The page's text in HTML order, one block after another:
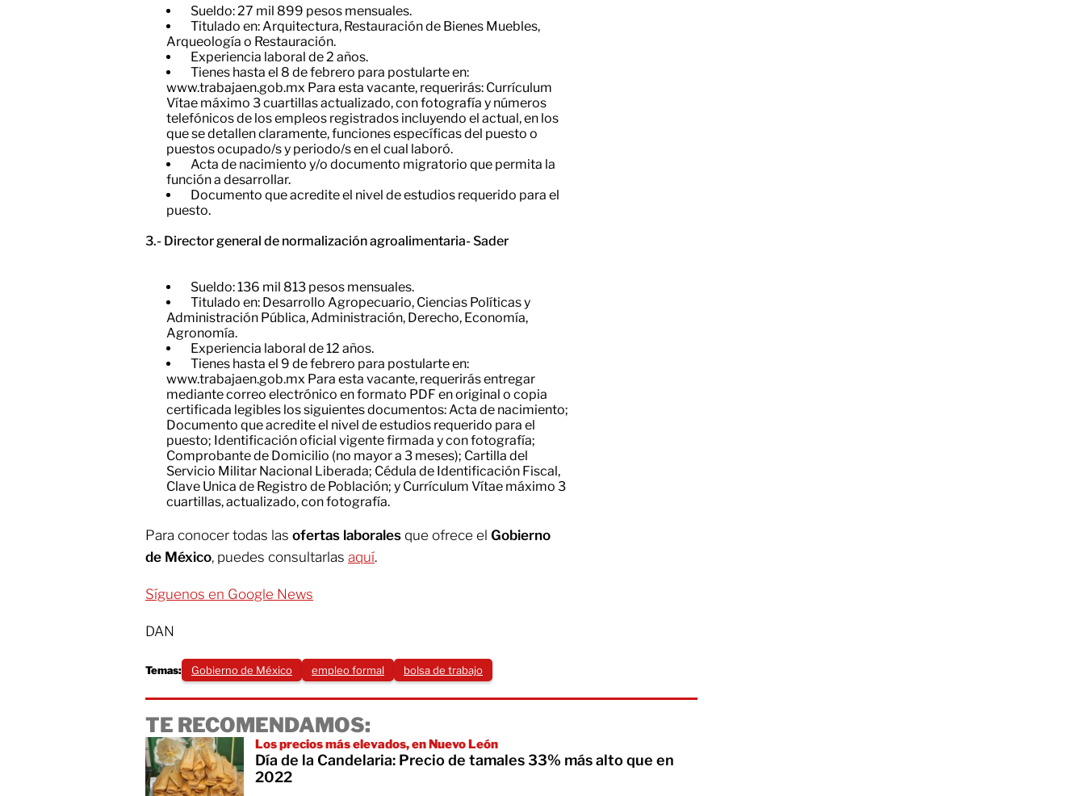
Sueldo: 27 mil 899 pesos mensuales.
​Titulado en: Arquitectura, Restauración de Bienes Muebles,
Arqueología o Restauración.
Experiencia laboral de 2 años.
Tienes hasta el 8 de febrero para postularte en:
www.trabajaen.gob.mx Para esta vacante, requerirás: Currículum
Vítae máximo 3 cuartillas actualizado, con fotografía y números
telefónicos de los empleos registrados incluyendo el actual, en los
que se detallen claramente, funciones específicas del puesto o
puestos ocupado/s y periodo/s en el cual laboró.
Acta de nacimiento y/o documento migratorio que permita la
función a desarrollar.
Documento que acredite el nivel de estudios requerido para el
puesto.
3.- Director general de normalización agroalimentaria- Sader
Sueldo: 136 mil 813 pesos mensuales.​
Titulado en: Desarrollo Agropecuario, Ciencias Políticas y
Administración Pública, Administración, Derecho, Economía,
Agronomía.
Experiencia laboral de 12 años.
Tienes hasta el 9 de febrero para postularte en:
www.trabajaen.gob.mx Para esta vacante, requerirás entregar
mediante correo electrónico en formato PDF en original o copia
certificada legibles los siguientes documentos: Acta de nacimiento;
Documento que acredite el nivel de estudios requerido para el
puesto; Identificación oficial vigente firmada y con fotografía;
Comprobante de Domicilio (no mayor a 3 meses); Cartilla del
Servicio Militar Nacional Liberada; Cédula de Identificación Fiscal,
Clave Unica de Registro de Población; y Currículum Vítae máximo 3
cuartillas, actualizado, con fotografía.
Para conocer todas las ofertas laborales que ofrece el Gobierno
de México, puedes consultarlas aquí.
Síguenos en Google News
DAN
Temas: Gobierno de México empleo formal bolsa de trabajo
TE RECOMENDAMOS:
Los precios más elevados, en Nuevo León
Día de la Candelaria: Precio de tamales 33% más alto que en
2022